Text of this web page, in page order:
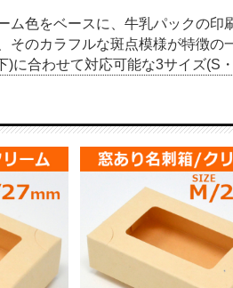
ム色をベースに、牛乳パックの印
そのカラフルな斑点模様が特徴の
)に合わせて対応可能な3サイズ(S